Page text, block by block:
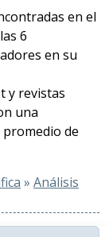
en el
6
en su
y revistas
una
de
» Análisis